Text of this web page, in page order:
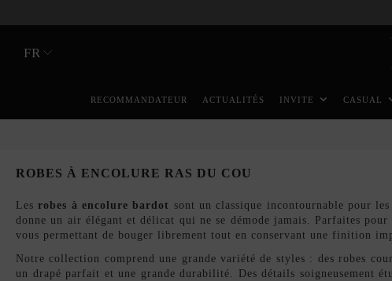
FR
RECOMMANDATEUR ACTUALITÉS INVITE CASUAL
ROBES À ENCOLURE RAS DU COU
Les robes à encolure bardot sont un classique incontournable pour
donne un air élégant et délicat qui ne se démode jamais. Parfaites
vous permettant de bouger librement tout en conservant une finition
Notre collection comprend une grande variété de styles : des robes
un drapé parfait et une grande durabilité. Des détails soigneusement